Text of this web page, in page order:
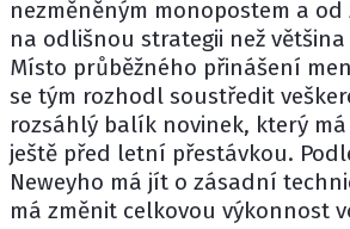
nezměněným monopostem a
na odlišnou strategii než
Místo průběžného přinášení
se tým rozhodl soustředit
rozsáhlý balík novinek, který
ještě před letní přestávkou.
Neweyho má jít o zásadní
má změnit celkovou výkonnost